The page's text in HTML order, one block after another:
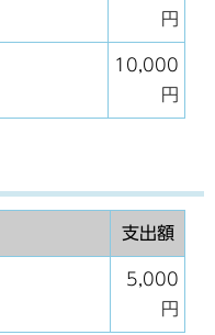
円
10,000
円
支出額
5,000
円